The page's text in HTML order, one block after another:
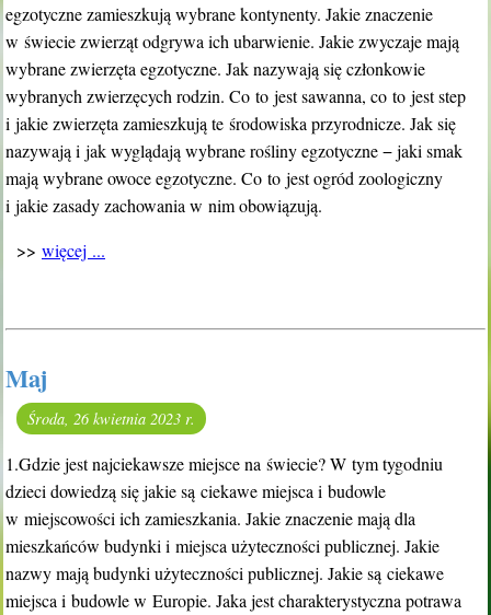
egzotyczne zamieszkują wybrane kontynenty. Jakie znaczenie
w świecie zwierząt odgrywa ich ubarwienie. Jakie zwyczaje mają
wybrane zwierzęta egzotyczne. Jak nazywają się członkowie
wybranych zwierzęcych rodzin. Co to jest sawanna, co to jest step
i jakie zwierzęta zamieszkują te środowiska przyrodnicze. Jak się
nazywają i jak wyglądają wybrane rośliny egzotyczne − jaki smak
mają wybrane owoce egzotyczne. Co to jest ogród zoologiczny
i jakie zasady zachowania w nim obowiązują.
>> więcej ...
Maj
Środa, 26 kwietnia 2023 r.
1.Gdzie jest najciekawsze miejsce na świecie? W tym tygodniu
dzieci dowiedzą się jakie są ciekawe miejsca i budowle
w miejscowości ich zamieszkania. Jakie znaczenie mają dla
mieszkańców budynki i miejsca użyteczności publicznej. Jakie
nazwy mają budynki użyteczności publicznej. Jakie są ciekawe
miejsca i budowle w Europie. Jaka jest charakterystyczna potrawa